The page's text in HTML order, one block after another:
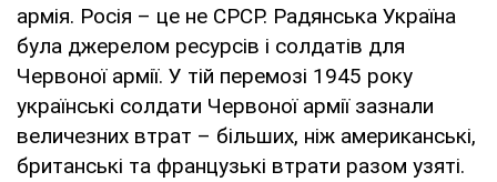
армія. Росія – це не СРСР. Радянська Україна
була джерелом ресурсів і солдатів для
Червоної армії. У тій перемозі 1945 року
українські солдати Червоної армії зазнали
величезних втрат – більших, ніж американські,
британські та французькі втрати разом узяті.